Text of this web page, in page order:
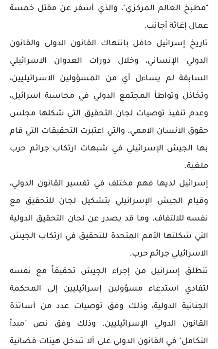
"مطبخ العالم المركزي"، والذي أسفر عن مقتل خمسة
عمال إغاثة أجانب.
تاريخ إسرائيل حافل بانتهاك القانون الدولي والقانون
الدولي الإنساني، وخلال دورات العدوان الاسرائيلي
السابقة لم يساءل أي من المسؤولين الاسرائيليين،
وتخاذل وتواطأ المجتمع الدولي في محاسبة اسرائيل،
وعدم تنفيذ توصيات لجان التحقيق التي شكلها مجلس
حقوق الانسان الاممي. والتي اعتبرت التحقيقات التي قام
بها الجيش الإسرائيلي في شبهات ارتكاب جرائم حرب
ملغية.
إسرائيل لديها فهم مختلف في تفسير القانون الدولي،
وقيام الجيش الإسرائيلي بتشكيل لجان للتحقيق مع
نفسه للالتفاف، وما قد يصدر عن لجان التحقيق الدولية
التي شكلتها الأمم المتحدة للتحقيق في ارتكاب الجيش
الاسرائيلي جرائم حرب.
تنطلق إسرائيل من إجراء الجيش تحقيقاً مع نفسه
لتفادي استدعاء مسؤولين إسرائيليين إلى المحكمة
الجنائية الدولية، وذلك وفق توصيات عدد من أساتذة
القانون الدولي الإسرائيليين. وذلك وفق نص "مبدأ
التكامل" في القانون الدولي على ألا تتدخل هيئات قضائية